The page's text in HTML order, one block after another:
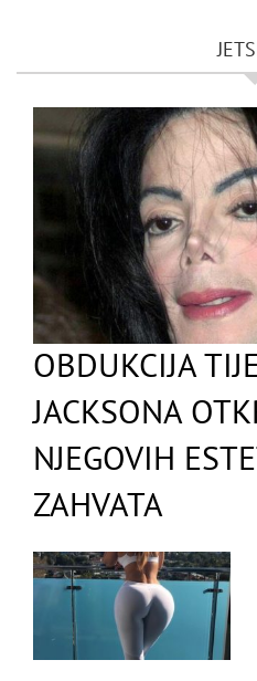
OBDUKCIJA
JACKSONA
NJEGOVIH
ZAHVATA